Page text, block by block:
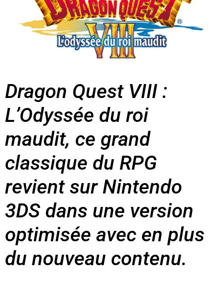
Dragon Quest VIII :
L’Odyssée du roi
maudit, ce grand
classique du RPG
revient sur Nintendo
3DS dans une version
optimisée avec en plus
du nouveau contenu.